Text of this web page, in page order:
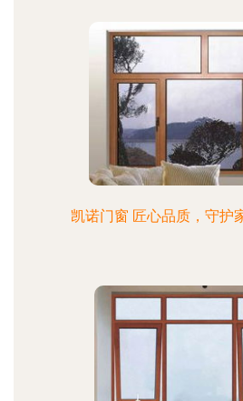
凯诺门窗 匠心品质，守护